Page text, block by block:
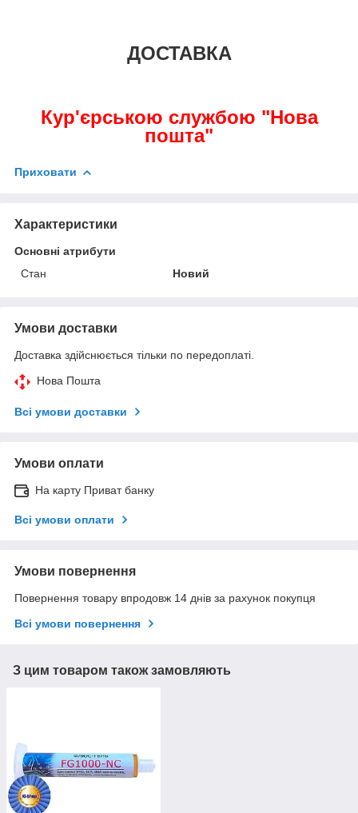
ДОСТАВКА
Кур'єрською службою "Нова
пошта"
Приховати
Характеристики
Основні атрибути
Стан
Новий
Умови доставки
Доставка здійснюється тільки по передоплаті.
Нова Пошта
Всі умови доставки
Умови оплати
На карту Приват банку
Всі умови оплати
Умови повернення
Повернення товару впродовж 14 днів за рахунок покупця
Всі умови повернення
З цим товаром також замовляють